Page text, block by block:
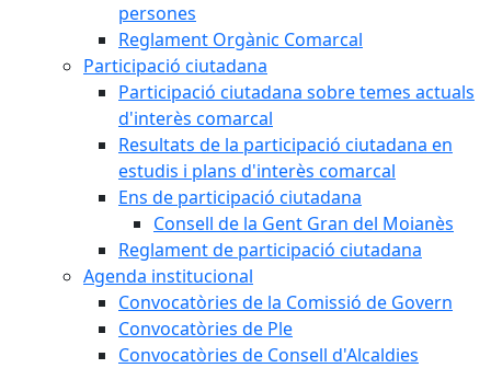
persones
Reglament Orgànic Comarcal
Participació ciutadana
Participació ciutadana sobre temes actuals
d'interès comarcal
Resultats de la participació ciutadana en
estudis i plans d'interès comarcal
Ens de participació ciutadana
Consell de la Gent Gran del Moianès
Reglament de participació ciutadana
Agenda institucional
Convocatòries de la Comissió de Govern
Convocatòries de Ple
Convocatòries de Consell d'Alcaldies